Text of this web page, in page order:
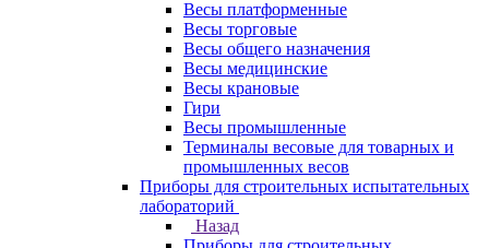
Весы платформенные
Весы торговые
Весы общего назначения
Весы медицинские
Весы крановые
Гири
Весы промышленные
Терминалы весовые для товарных и
промышленных весов
Приборы для строительных испытательных
лабораторий
Назад